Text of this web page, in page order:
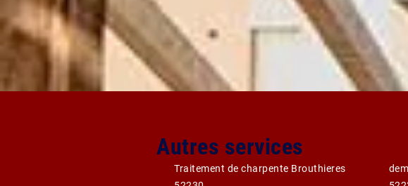
Autres services
Traitement de charpente Brouthieres